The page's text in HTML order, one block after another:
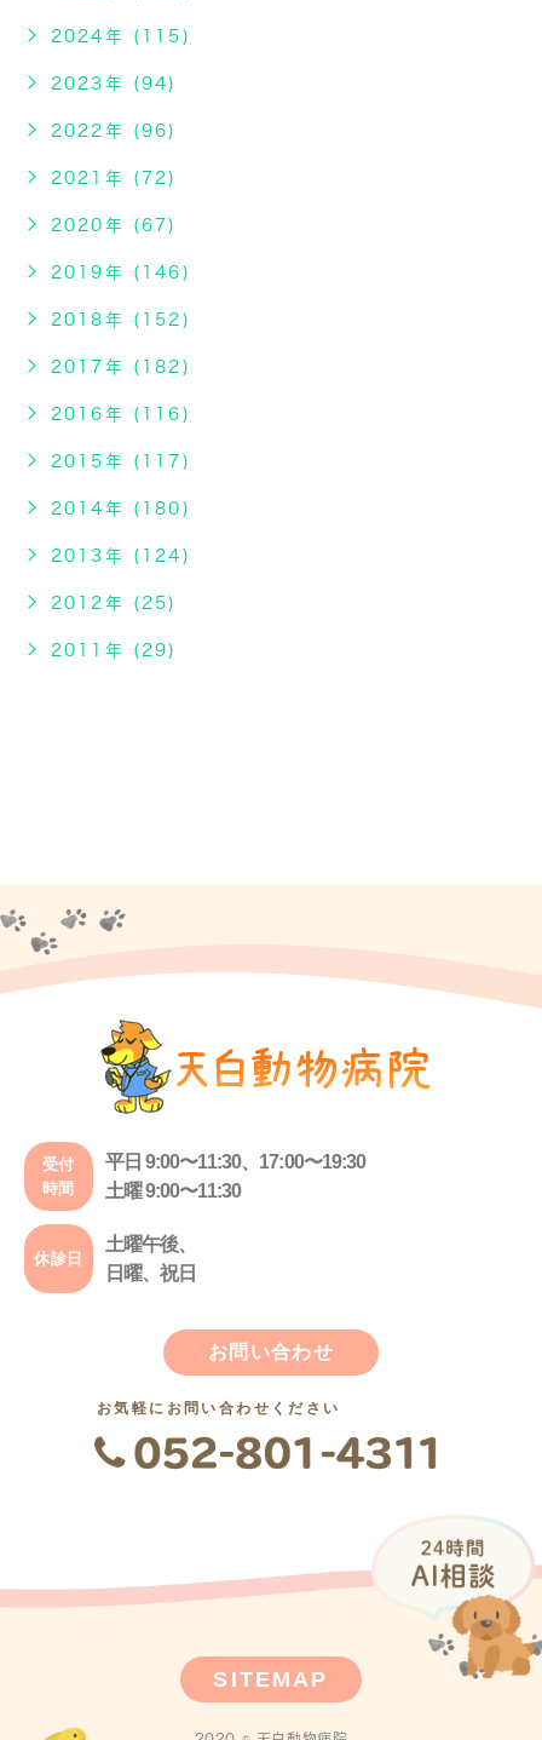
2024年 (115)
2023年 (94)
2022年 (96)
2021年 (72)
2020年 (67)
2019年 (146)
2018年 (152)
2017年 (182)
2016年 (116)
2015年 (117)
2014年 (180)
2013年 (124)
2012年 (25)
2011年 (29)
受付
時間
平日 9:00〜11:30、17:00〜19:30
土曜 9:00〜11:30
休診日
土曜午後、
日曜、祝日
お問い合わせ
お気軽にお問い合わせください
SITEMAP